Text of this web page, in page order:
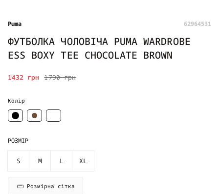
Puma 62964531
ФУТБОЛКА ЧОЛОВІЧА PUMA WARDROBE
ESS BOXY TEE CHOCOLATE BROWN
1790 грн
1432 грн
Колір
РОЗМІР
S M L XL
Розмірна сітка